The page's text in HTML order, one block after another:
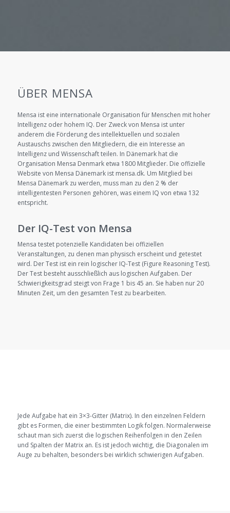
ÜBER MENSA
Mensa ist eine internationale Organisation für Menschen mit hoher
Intelligenz oder hohem IQ. Der Zweck von Mensa ist unter
anderem die Förderung des intellektuellen und sozialen
Austauschs zwischen den Mitgliedern, die ein Interesse an
Intelligenz und Wissenschaft teilen. In Dänemark hat die
Organisation Mensa Denmark etwa 1800 Mitglieder. Die offizielle
Website von Mensa Dänemark ist mensa.dk. Um Mitglied bei
Mensa Dänemark zu werden, muss man zu den 2 % der
intelligentesten Personen gehören, was einem IQ von etwa 132
entspricht.
Der IQ-Test von Mensa
Mensa testet potenzielle Kandidaten bei offiziellen
Veranstaltungen, zu denen man physisch erscheint und getestet
wird. Der Test ist ein rein logischer IQ-Test (Figure Reasoning Test).
Der Test besteht ausschließlich aus logischen Aufgaben. Der
Schwierigkeitsgrad steigt von Frage 1 bis 45 an. Sie haben nur 20
Minuten Zeit, um den gesamten Test zu bearbeiten.
Jede Aufgabe hat ein 3×3-Gitter (Matrix). In den einzelnen Feldern
gibt es Formen, die einer bestimmten Logik folgen. Normalerweise
schaut man sich zuerst die logischen Reihenfolgen in den Zeilen
und Spalten der Matrix an. Es ist jedoch wichtig, die Diagonalen im
Auge zu behalten, besonders bei wirklich schwierigen Aufgaben.